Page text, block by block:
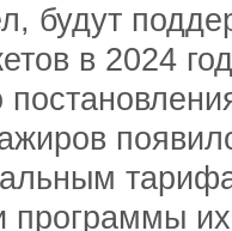
будут
в 2024
программы